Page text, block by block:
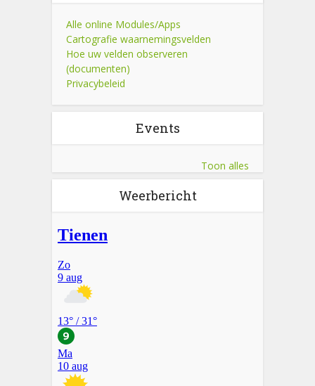
gebracht door de “uiteinden” af te snijden.
Gewasbescherming : spuittoestellen
De voorlaatste stap in het proces is het voorbereiden
van het staal voor analyse. Het staal wordt vermengd
met aluminiumsulfaat opdat suiker en andere elementen
in oplossing komen en de onzuiverheden neerslaan. Het
Alle online Modules/Apps
Cartografie waarnemingsvelden
Hoe uw velden observeren
(documenten)
Privacybeleid
Events
Toon alles
Weerbericht